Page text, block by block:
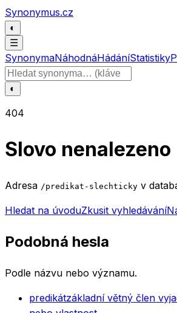
Přeskočit na obsah
Synonymus.cz
◐
☰
SynonymaNáhodnáHádáníStatistiky
Hledat slovo
◐
404
Slovo nenalezeno
Adresa /predikat-slechticky v
Hledat na úvoduZkusit vyhledávání
Podobná hesla
Podle názvu nebo významu.
predikátzákladní větný člen